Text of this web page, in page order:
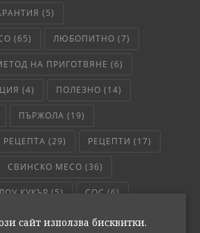
(5)
(65) ЛЮБОПИТНО (7)
НА ПРИГОТВЯНЕ (6)
(4) ПОЛЕЗНО (14)
ПЪРЖОЛА (19)
РЕЦЕПТА (29) РЕЦЕПТИ (17)
СВИНСКО МЕСО (36)
КУКЪР (5) СОС (6)
ТЕЛЕШКО (7)
сайт използва бисквитки.